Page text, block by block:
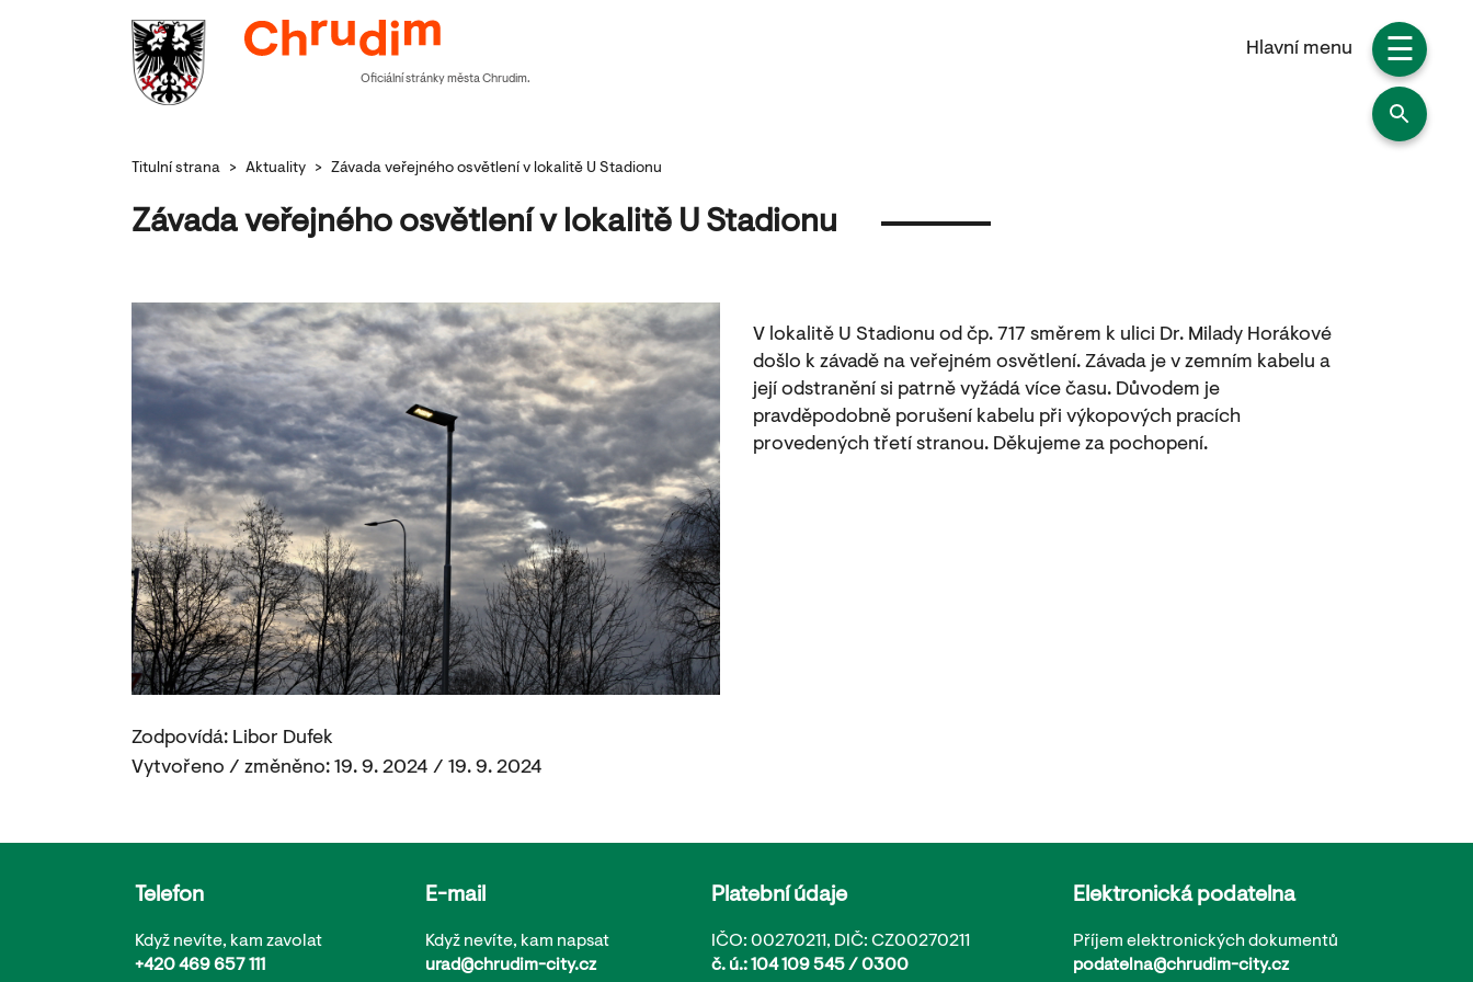
Hlavní menu ☰
Oficiální stránky města Chrudim.
Titulní strana > Aktuality > Závada veřejného osvětlení v lokalitě U Stadionu
Závada veřejného osvětlení v lokalitě U Stadionu
V lokalitě U Stadionu od čp. 717 směrem k ulici Dr. Milady Horákové
došlo k závadě na veřejném osvětlení. Závada je v zemním kabelu a
její odstranění si patrně vyžádá více času. Důvodem je
pravděpodobně porušení kabelu při výkopových pracích
provedených třetí stranou. Děkujeme za pochopení.
Zodpovídá: Libor Dufek
Vytvořeno / změněno: 19. 9. 2024 / 19. 9. 2024
Telefon
Když nevíte, kam zavolat
+420 469 657 111
E-mail
Když nevíte, kam napsat
urad@chrudim-city.cz
Platební údaje
IČO: 00270211, DIČ: CZ00270211
č. ú.: 104 109 545 / 0300
Elektronická podatelna
Příjem elektronických dokumentů
podatelna@chrudim-city.cz